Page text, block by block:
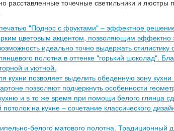
расставленные точечные светильники и